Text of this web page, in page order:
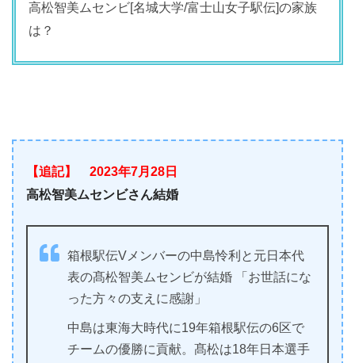
高松智美ムセンビ[名城大学/富士山女子駅伝]の家族
は？
【追記】 2023年7月28日
高松智美ムセンビさん結婚
箱根駅伝Vメンバーの中島怜利と元日本代
表の髙松智美ムセンビが結婚 「お世話にな
った方々の支えに感謝」
中島は東海大時代に19年箱根駅伝の6区で
チームの優勝に貢献。髙松は18年日本選手